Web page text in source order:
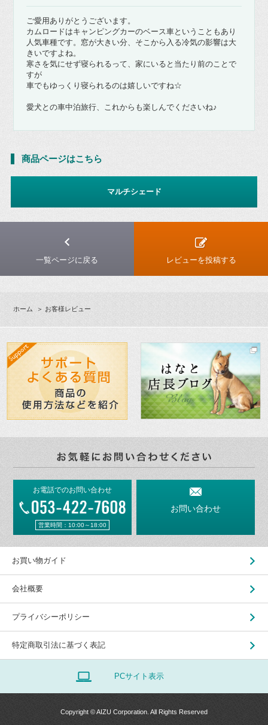
ご愛用ありがとうございます。
カムロードはキャンピングカーのベース車ということもあり
人気車種です。窓が大きい分、そこから入る冷気の影響は大
きいですよね。
寒さを気にせず寝られるって、家にいると当たり前のことで
すが
車でもゆっくり寝られるのは嬉しいですね☆
愛犬との車中泊旅行、これからも楽しんでくださいね♪
商品ページはこちら
マルチシェード
一覧ページに戻る レビューを投稿する
ホーム ＞ お客様レビュー
お電話でのお問い合わせ
営業時間：10:00～18:00
お問い合わせ
お買い物ガイド
会社概要
プライバシーポリシー
特定商取引法に基づく表記
PCサイト表示
Copyright © AIZU Corporation. All Rights Reserved